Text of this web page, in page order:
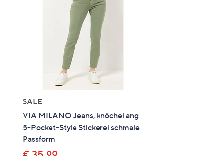
SALE
VIA MILANO Jeans, knöchellang
5-Pocket-Style Stickerei schmale
Passform